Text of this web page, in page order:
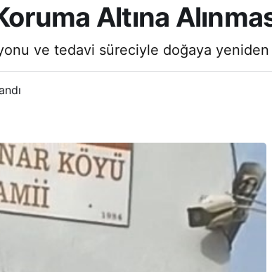
Altına
ve tedavi süreciyle doğaya yeniden